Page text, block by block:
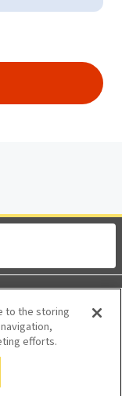
個人情報保護
セシビリティ
to the storing
efforts.